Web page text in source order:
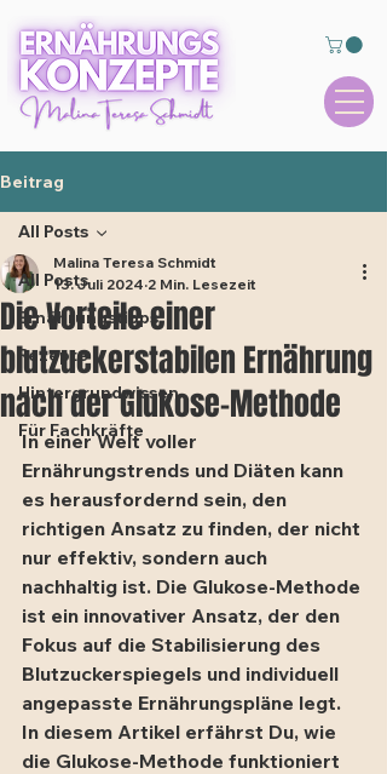
Beitrag
All Posts
Ernährungstipps
Rezepte
Hintergrundwissen
Für Fachkräfte
All Posts
Die Vorteile einer
blutzuckerstabilen Ernährung
nach der Glukose-Methode
Malina Teresa Schmidt
13. Juli 2024 2 Min. Lesezeit
In einer Welt voller
Ernährungstrends und Diäten kann
es herausfordernd sein, den
richtigen Ansatz zu finden, der nicht
nur effektiv, sondern auch
nachhaltig ist. Die Glukose-Methode
ist ein innovativer Ansatz, der den
Fokus auf die Stabilisierung des
Blutzuckerspiegels und individuell
angepasste Ernährungspläne legt.
In diesem Artikel erfährst Du, wie
die Glukose-Methode funktioniert